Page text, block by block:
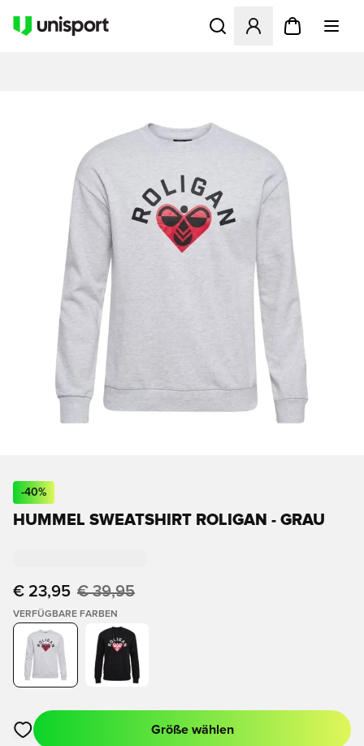
Öffnet ein Fenster zum
-40%
HUMMEL SWEATSHIRT ROLIGAN - GRAU
€ 23,95 € 39,95
VERFÜGBARE FARBEN
Öffnet ein Fenster zum Anmelden oder Registrieren als
Größe wählen